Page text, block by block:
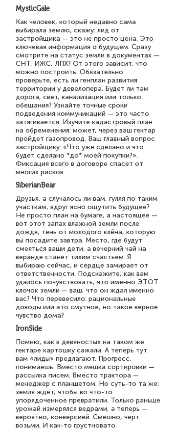
MysticGale
Как человек, который недавно сама
выбирала землю, скажу: лид от
застройщика — это не просто цена. Это
ключевая информация о будущем. Сразу
смотрите на статус земли в документах —
СНТ, ИЖС, ЛПХ? От этого зависит, что
можно построить. Обязательно
проверьте, есть ли генплан развития
территории у девелопера. Будет ли там
дорога, свет, канализация или только
обещания? Узнайте точные сроки
подведения коммуникаций — это часто
затягивается. Изучите кадастровый план
на обременения: может, через ваш гектар
пройдет газопровод. Ваш главный вопрос
застройщику: «Что уже сделано и что
будет сделано *до* моей покупки?».
Фиксация всего в договоре спасет от
многих рисков.
SiberianBear
Друзья, а случалось ли вам, гуляя по таким
участкам, вдруг ясно ощутить будущее?
Не просто план на бумаге, а настоящее —
вот этот запах влажной земли после
дождя, тень от молодого клёна, которую
вы посадите завтра. Место, где будут
смеяться ваши дети, а вечерний чай на
веранде станет тихим счастьем. Я
выбираю сейчас, и сердце замирает от
ответственности. Подскажите, как вам
удалось почувствовать, что именно ЭТОТ
клочок земли — ваш, что он ждал именно
вас? Что перевесило: рациональные
доводы или это смутное, но такое верное
чувство дома?
IronSide
Помню, как в девяностых на таком же
гектаре картошку сажали. А теперь тут
вам «лиды» предлагают. Прогресс,
понимаешь. Вместо мешка сортировки —
рассылка писем. Вместо трактора —
менеджер с планшетом. Но суть-то та же:
земля ждет, чтобы во что-то
упорядоченное превратили. Только раньше
урожай измерялся ведрами, а теперь —
вероятно, конверсией. Смешно, черт
возьми. И как-то грустновато.